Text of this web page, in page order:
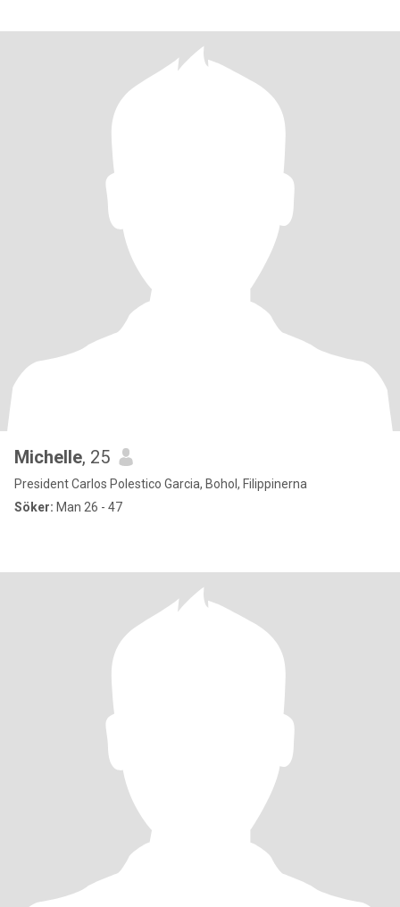
Michelle, 25
President Carlos Polestico Garcia, Bohol, Filippinerna
Söker: Man 26 - 47